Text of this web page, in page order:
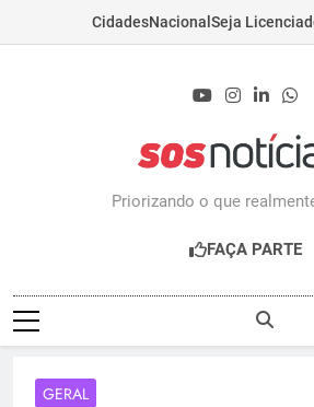
CidadesNacional Seja
Priorizando o que
FAÇA PARTE
GERAL